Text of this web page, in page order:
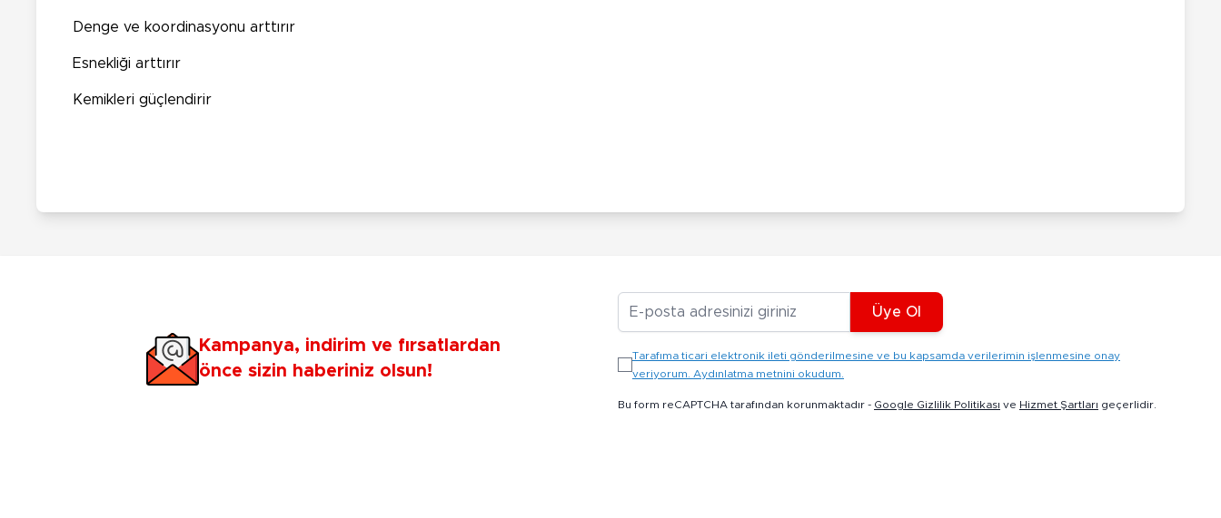
Denge ve koordinasyonu arttırır
Esnekliği arttırır
Kemikleri güçlendirir
Kampanya, indirim ve fırsatlardan
önce sizin haberiniz olsun!
E-posta Adresiniz
Üye Ol
Tarafıma ticari elektronik ileti gönderilmesine ve bu kapsamda verilerimin işlenmesine onay
veriyorum. Aydınlatma metnini okudum.
Bu form reCAPTCHA tarafından korunmaktadır - Google Gizlilik Politikası ve Hizmet Şartları geçerlidir.